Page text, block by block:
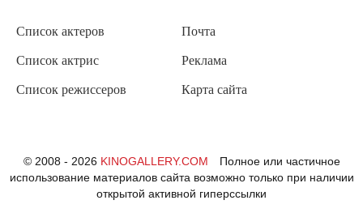
Список актеров
Список актрис
Список режиссеров
Почта
Реклама
Карта сайта
© 2008 - 2026 KINOGALLERY.COM
Полное или частичное
использование материалов сайта возможно только при наличии
открытой активной гиперссылки